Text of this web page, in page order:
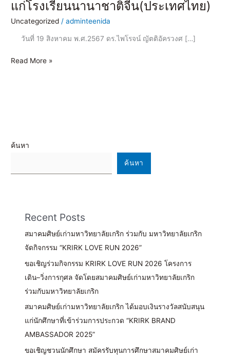
แก่โรงเรียนนานาชาติจีน(ประเทศไทย)
Uncategorized /adminteenida
วันที่ 19 สิงหาคม พ.ศ.2567 ดร.ไพโรจน์ ญัตติอัครวงศ […]
ยินดี
โรงเรียน
นานาชาติ
Read More »
ค้นหา
ค้นหา
Recent Posts
สมาคมศิษย์เก่ามหาวิทยาลัยเกริก ร่วมกับ มหาวิทยาลัยเกริก
จัดกิจกรรม “KRIRK LOVE RUN 2026”
ขอเชิญร่วมกิจกรรม KRIRK LOVE RUN 2026 โครงการ
เดิน–วิ่งการกุศล จัดโดยสมาคมศิษย์เก่ามหาวิทยาลัยเกริก
ร่วมกับมหาวิทยาลัยเกริก
สมาคมศิษย์เก่ามหาวิทยาลัยเกริก ได้มอบเงินรางวัลสนับสนุน
แก่นักศึกษาที่เข้าร่วมการประกวด “KRIRK BRAND
AMBASSADOR 2025”
ขอเชิญชวนนักศึกษา สมัครรับทุนการศึกษาสมาคมศิษย์เก่า